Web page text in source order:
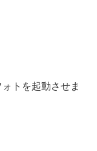
トを起動させま